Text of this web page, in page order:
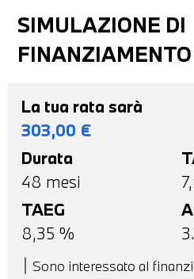
SIMULAZIONE DI
FINANZIAMENTO
La tua rata sarà
303,00 €
Durata
48 mesi
TAEG
8,35 %
Sono interessato al